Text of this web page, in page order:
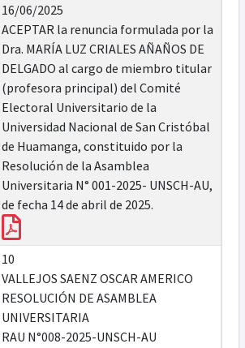
16/06/2025
ACEPTAR la renuncia formulada por la
Dra. MARÍA LUZ CRIALES AÑAÑOS DE
DELGADO al cargo de miembro titular
(profesora principal) del Comité
Electoral Universitario de la
Universidad Nacional de San Cristóbal
de Huamanga, constituido por la
Resolución de la Asamblea
Universitaria N° 001-2025- UNSCH-AU,
de fecha 14 de abril de 2025.
10
VALLEJOS SAENZ OSCAR AMERICO
RESOLUCIÓN DE ASAMBLEA
UNIVERSITARIA
RAU N°008-2025-UNSCH-AU